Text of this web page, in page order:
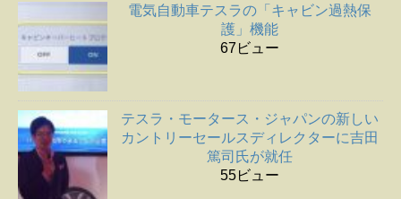
電気自動車テスラの「キャビン過熱保
護」機能
67ビュー
テスラ・モータース・ジャパンの新しい
カントリーセールスディレクターに吉田
篤司氏が就任
55ビュー